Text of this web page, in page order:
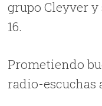
grupo Cleyver
16.
Prometiendo
radio-escuchas